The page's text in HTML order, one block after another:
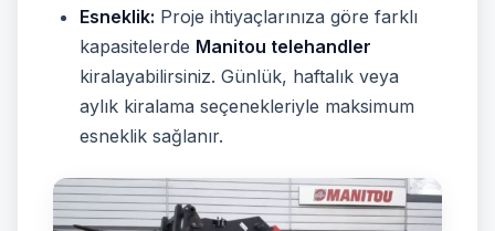
Esneklik: Proje ihtiyaçlarınıza göre farklı
kapasitelerde Manitou telehandler
kiralayabilirsiniz. Günlük, haftalık veya
aylık kiralama seçenekleriyle maksimum
esneklik sağlanır.